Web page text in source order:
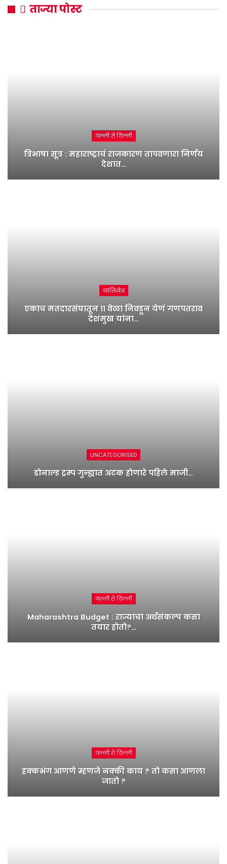
ताज्या पोस्ट
गल्ली ते दिल्ली
त्रिभाषा सूत्र : महाराष्ट्राचं राजकारण तापवणारा निर्णय
देशात…
व्यक्तिवेध
एकाच मतदारसंघातून ११ वेळा निवडून येणं गणपतराव
देशमुख यांना…
UNCATEGORISED
डोनाल्ड ट्रम्प गुन्ह्यात अटक होणारे पहिले माजी…
गल्ली ते दिल्ली
Maharashtra Budget : राज्याचा अर्थसंकल्प कसा
तयार होतो?…
गल्ली ते दिल्ली
हक्कभंग आणणे म्हणजे नक्की काय ? तो कसा आणला
जातो ?